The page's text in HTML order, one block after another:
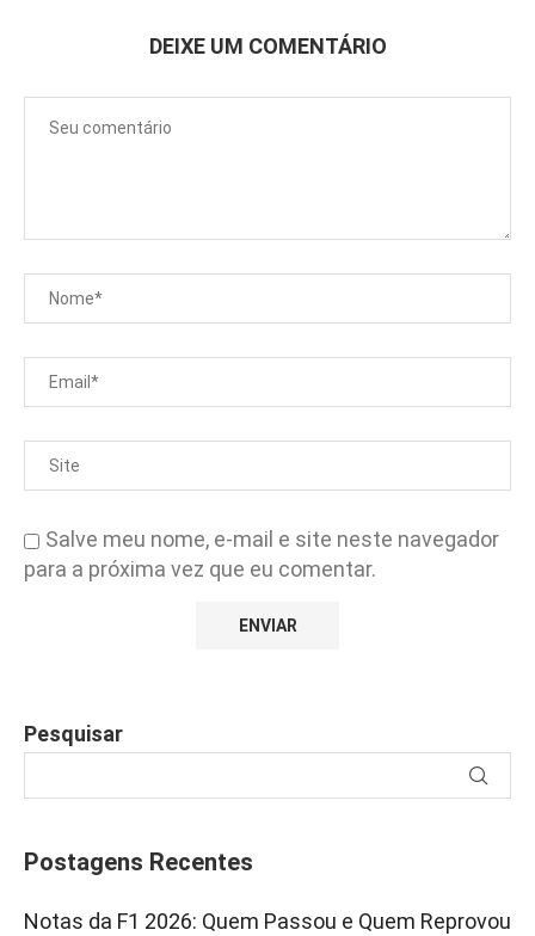
DEIXE UM COMENTÁRIO
Salve meu nome, e-mail e site neste navegador
para a próxima vez que eu comentar.
Pesquisar
Postagens Recentes
Notas da F1 2026: Quem Passou e Quem Reprovou